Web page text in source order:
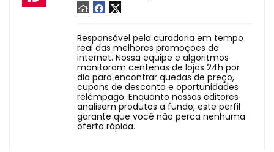
Responsável pela curadoria em tempo
real das melhores promoções da
internet. Nossa equipe e algoritmos
monitoram centenas de lojas 24h por
dia para encontrar quedas de preço,
cupons de desconto e oportunidades
relâmpago. Enquanto nossos editores
analisam produtos a fundo, este perfil
garante que você não perca nenhuma
oferta rápida.